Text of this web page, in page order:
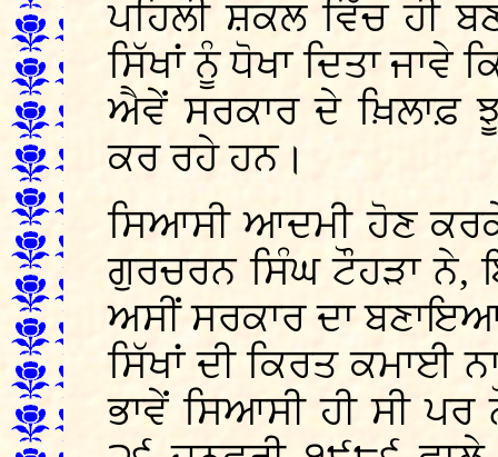
ਪਹਿਲੀ ਸ਼ਕਲ ਵਿੱਚ ਹੀ
ਸਿੱਖਾਂ ਨੂੰ ਧੋਖਾ ਦਿਤਾ ਜਾਵੇ
ਐਵੇਂ ਸਰਕਾਰ ਦੇ ਖ਼ਿਲਾਫ਼
ਕਰ ਰਹੇ ਹਨ।
ਸਿਆਸੀ ਆਦਮੀ ਹੋਣ
ਗੁਰਚਰਨ ਸਿੰਘ ਟੌਹੜਾ ਨੇ,
ਅਸੀਂ ਸਰਕਾਰ ਦਾ
ਸਿੱਖਾਂ ਦੀ ਕਿਰਤ ਕਮਾਈ
ਭਾਵੇਂ ਸਿਆਸੀ ਹੀ ਸੀ